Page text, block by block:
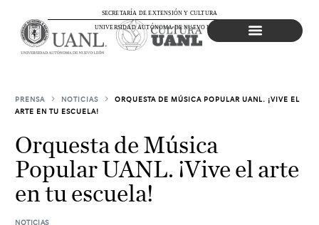
UNIVERSIDAD AUTÓNOMA DE NUEVO LEÓN
SECRETARÍA DE EXTENSIÓN Y CULTURA
PRENSA NOTICIAS
ORQUESTA DE MÚSICA POPULAR UANL. ¡VIVE EL
ARTE EN TU ESCUELA!
Orquesta de Música
Popular UANL. ¡Vive el arte
en tu escuela!
NOTICIAS